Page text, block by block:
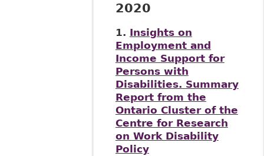
2020
1. Insights on
Employment and
Income Support for
Persons with
Disabilities. Summary
Report from the
Ontario Cluster of the
Centre for Research
on Work Disability
Policy